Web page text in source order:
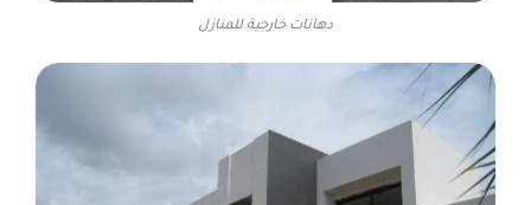
دهانات خارجية للمنازل